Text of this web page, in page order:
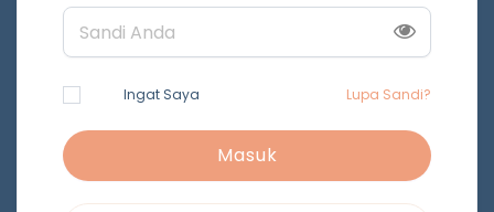
Ingat Saya Lupa Sandi?
Masuk